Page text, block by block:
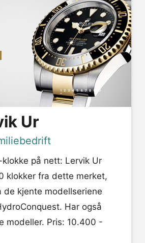
Ur
på nett: Lervik Ur
klokker fra dette merket,
de kjente modellseriene
Har også
modeller. Pris: 10.400 -